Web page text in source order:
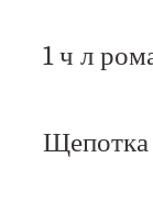
1 ч л
Щепотка